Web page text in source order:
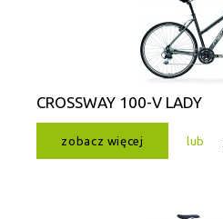
CROSSWAY 100-V LADY
zobacz więcej lub